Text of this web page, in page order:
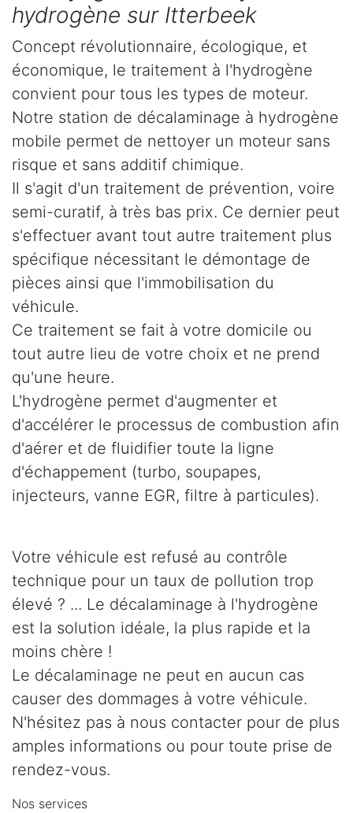
hydrogène sur Itterbeek
Concept révolutionnaire, écologique, et
économique, le traitement à l'hydrogène
convient pour tous les types de moteur.
Notre station de décalaminage à hydrogène
mobile permet de nettoyer un moteur sans
risque et sans additif chimique.
Il s'agit d'un traitement de prévention, voire
semi-curatif, à très bas prix. Ce dernier peut
s'effectuer avant tout autre traitement plus
spécifique nécessitant le démontage de
pièces ainsi que l'immobilisation du
véhicule.
Ce traitement se fait à votre domicile ou
tout autre lieu de votre choix et ne prend
qu'une heure.
L'hydrogène permet d'augmenter et
d'accélérer le processus de combustion afin
d'aérer et de fluidifier toute la ligne
d'échappement (turbo, soupapes,
injecteurs, vanne EGR, filtre à particules).
Votre véhicule est refusé au contrôle
technique pour un taux de pollution trop
élevé ? ... Le décalaminage à l'hydrogène
est la solution idéale, la plus rapide et la
moins chère !
Le décalaminage ne peut en aucun cas
causer des dommages à votre véhicule.
N'hésitez pas à nous contacter pour de plus
amples informations ou pour toute prise de
rendez-vous.
Nos services